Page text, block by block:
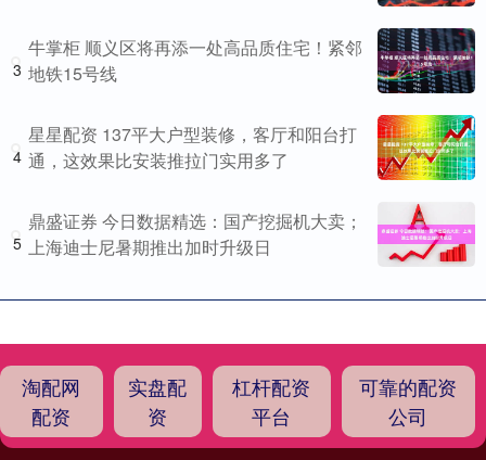
3
牛掌柜 顺义区将再添一处高品质住宅！紧邻
地铁15号线
4
星星配资 137平大户型装修，客厅和阳台打
通，这效果比安装推拉门实用多了
5
鼎盛证券 今日数据精选：国产挖掘机大卖；
上海迪士尼暑期推出加时升级日
淘配网
配资
实盘配
资
杠杆配资
平台
可靠的配资
公司